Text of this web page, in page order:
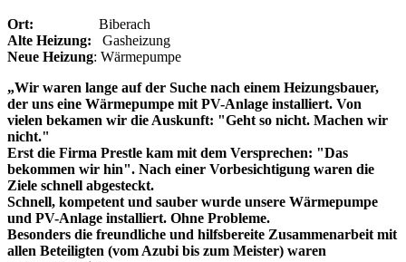
Ort: Biberach
Alte Heizung: Gasheizung
Neue Heizung: Wärmepumpe
„Wir waren lange auf der Suche nach einem Heizungsbauer,
der uns eine Wärmepumpe mit PV-Anlage installiert. Von
vielen bekamen wir die Auskunft: "Geht so nicht. Machen wir
nicht."
Erst die Firma Prestle kam mit dem Versprechen: "Das
bekommen wir hin". Nach einer Vorbesichtigung waren die
Ziele schnell abgesteckt.
Schnell, kompetent und sauber wurde unsere Wärmepumpe
und PV-Anlage installiert. Ohne Probleme.
Besonders die freundliche und hilfsbereite Zusammenarbeit mit
allen Beteiligten (vom Azubi bis zum Meister) waren